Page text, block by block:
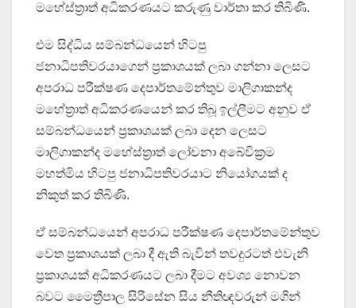
මහේස්ත්‍රාත් අධිකරණයට කරුණු වාර්තා කර තිබිණි.
එම සිද්ධිය සම්බන්ධයෙන් හිටපු
ජනාධිපතිවරයාගෙන් ප්‍රකාශයක් ලබා ගන්නා ලෙසට
අපරාධ පරීක්ෂණ දෙපාර්තමේන්තුව මාලිගාකන්ද
මහේත්‍රාත් අධිකරණයෙන් කර තිබූ ඉල්ලීමට අනුව ඒ
සම්බන්ධයෙන් ප්‍රකාශයක් ලබා දෙන ලෙසට
මාලිගාකන්ද මහේස්ත්‍රාත් ලෝචනා අබේවික්‍රම
මහත්මිය හිටපු ජනාධිපතිවරයාට නියෝගයක් ද
නිකුත් කර තිබිණි.
ඒ සම්බන්ධයෙන් අපරාධ පරීක්ෂණ දෙපාර්තමේන්තුව
වෙත ප්‍රකාශයක් ලබා දී ඇති බැවින් තවදුරටත් එවැනි
ප්‍රකාශයක් අධිකරණයට ලබා දීමට අවශ්‍ය නොවන
බවට මෛත්‍රීපාල සිරිසේන සිය නීතිඥවරුන් මගින්